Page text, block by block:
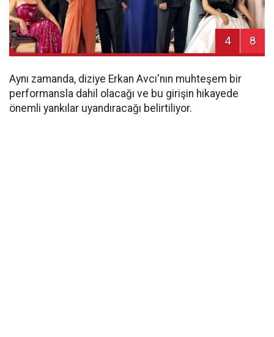
4 8
Aynı zamanda, diziye Erkan Avcı'nın muhteşem bir
performansla dahil olacağı ve bu girişin hikayede
önemli yankılar uyandıracağı belirtiliyor.